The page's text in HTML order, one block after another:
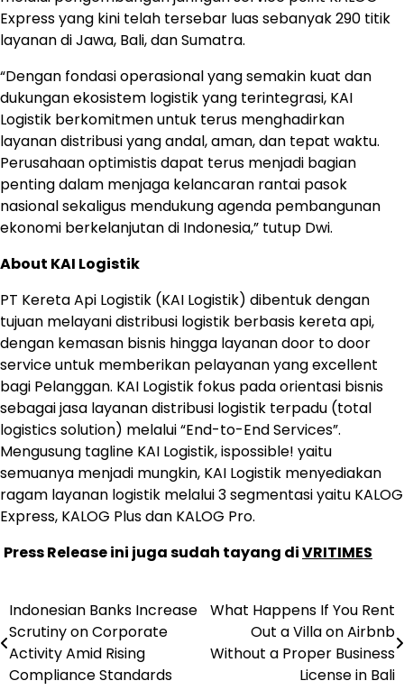
Express yang kini telah tersebar luas sebanyak 290 titik
layanan di Jawa, Bali, dan Sumatra.
“Dengan fondasi operasional yang semakin kuat dan
dukungan ekosistem logistik yang terintegrasi, KAI
Logistik berkomitmen untuk terus menghadirkan
layanan distribusi yang andal, aman, dan tepat waktu.
Perusahaan optimistis dapat terus menjadi bagian
penting dalam menjaga kelancaran rantai pasok
nasional sekaligus mendukung agenda pembangunan
ekonomi berkelanjutan di Indonesia,” tutup Dwi.
About KAI Logistik
PT Kereta Api Logistik (KAI Logistik) dibentuk dengan
tujuan melayani distribusi logistik berbasis kereta api,
dengan kemasan bisnis hingga layanan door to door
service untuk memberikan pelayanan yang excellent
bagi Pelanggan. KAI Logistik fokus pada orientasi bisnis
sebagai jasa layanan distribusi logistik terpadu (total
logistics solution) melalui “End-to-End Services”.
Mengusung tagline KAI Logistik, ispossible! yaitu
semuanya menjadi mungkin, KAI Logistik menyediakan
ragam layanan logistik melalui 3 segmentasi yaitu KALOG
Express, KALOG Plus dan KALOG Pro.
Press Release ini juga sudah tayang diVRITIMES
Navigasi
pos
Indonesian Banks Increase
Scrutiny on Corporate
Activity Amid Rising
Compliance Standards
What Happens If You Rent
Out a Villa on Airbnb
Without a Proper Business
License in Bali